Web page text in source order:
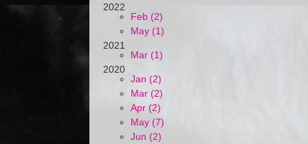
2022
Feb (2)
May (1)
2021
Mar (1)
2020
Jan (2)
Mar (2)
Apr (2)
May (7)
Jun (2)